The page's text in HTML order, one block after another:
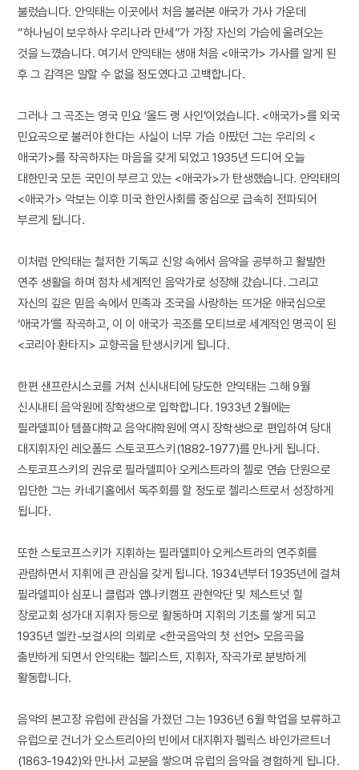
불렀습니다. 안익태는 이곳에서 처음 불러본 애국가 가사 가운데
“하나님이 보우하사 우리나라 만세”가 가장 자신의 가슴에 울려오는
것을 느꼈습니다. 여기서 안익태는 생애 처음 <애국가> 가사를 알게 된
후 그 감격은 말할 수 없을 정도였다고 고백합니다.
그러나 그 곡조는 영국 민요 ‘올드 랭 사인’이었습니다. <애국가>를 외국
민요곡으로 불러야 한다는 사실이 너무 가슴 아팠던 그는 우리의 <
애국가>를 작곡하자는 마음을 갖게 되었고 1935년 드디어 오늘
대한민국 모든 국민이 부르고 있는 <애국가>가 탄생했습니다. 안익태의
<애국가> 악보는 이후 미국 한인사회를 중심으로 급속히 전파되어
부르게 됩니다.
이처럼 안익태는 철저한 기독교 신앙 속에서 음악을 공부하고 활발한
연주 생활을 하며 점차 세계적인 음악가로 성장해 갔습니다. 그리고
자신의 깊은 믿음 속에서 민족과 조국을 사랑하는 뜨거운 애국심으로
‘애국가’를 작곡하고, 이 이 애국가 곡조를 모티브로 세계적인 명곡이 된
<코리아 환타지> 교향곡을 탄생시키게 됩니다.
한편 샌프란시스코를 거쳐 신시내티에 당도한 안익태는 그해 9월
신시내티 음악원에 장학생으로 입학합니다. 1933년 2월에는
필라델피아 템플대학교 음악대학원에 역시 장학생으로 편입하여 당대
대지휘자인 레오폴드 스토코프스키(1882-1977)를 만나게 됩니다.
스토코프스키의 권유로 필라델피아 오케스트라의 첼로 연습 단원으로
입단한 그는 카네기홀에서 독주회를 할 정도로 첼리스트로서 성장하게
됩니다.
또한 스토코프스키가 지휘하는 필라델피아 오케스트라의 연주회를
관람하면서 지휘에 큰 관심을 갖게 됩니다. 1934년부터 1935년에 걸쳐
필라델피아 심포니 클럽과 앱나키캠프 관현악단 및 체스트넛 힐
장로교회 성가대 지휘자 등으로 활동하며 지휘의 기초를 쌓게 되고
1935년 엘칸-보걸사의 의뢰로 <한국음악의 첫 선언> 모음곡을
출반하게 되면서 안익태는 첼리스트, 지휘자, 작곡가로 분방하게
활동합니다.
음악의 본고장 유럽에 관심을 가졌던 그는 1936년 6월 학업을 보류하고
유럽으로 건너가 오스트리아의 빈에서 대지휘자 펠릭스 바인가르트너
(1863-1942)와 만나서 교분을 쌓으며 유럽의 음악을 경험하게 됩니다.